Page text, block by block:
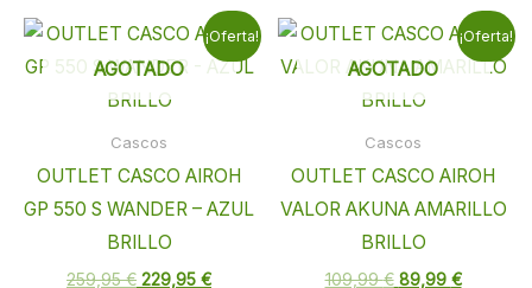
¡Oferta!
AGOTADO
Cascos
OUTLET CASCO AIROH
GP 550 S WANDER – AZUL
BRILLO
259,95€
El
original
era:
259,95 €.
229,95 €
El
precio
actual
¡Oferta!
AGOTADO
Cascos
OUTLET CASCO AIROH
VALOR AKUNA AMARILLO
BRILLO
109,99€
El
original
era:
109,99 €.
89,99 €
El
precio
actual